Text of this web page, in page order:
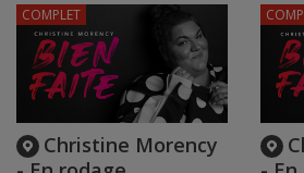
Christine Morency
COMPLET